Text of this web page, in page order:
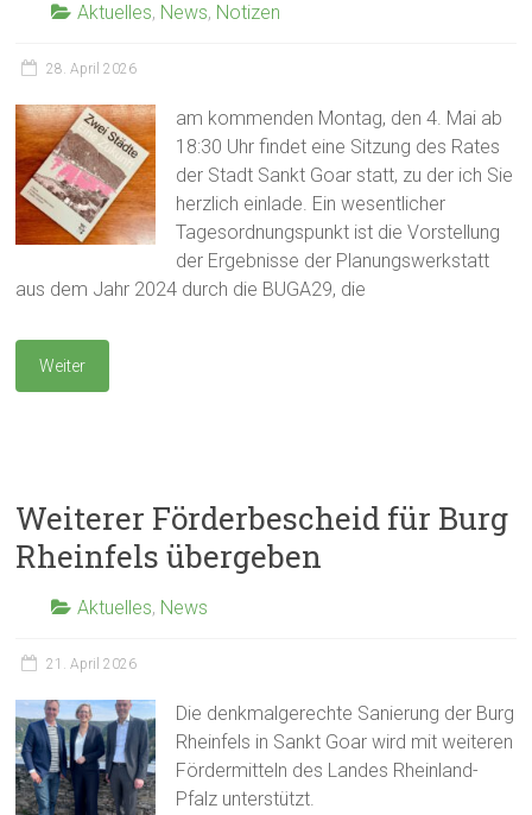
Aktuelles, News, Notizen
28. April 2026
am kommenden Montag, den 4. Mai ab
18:30 Uhr findet eine Sitzung des Rates
der Stadt Sankt Goar statt, zu der ich Sie
herzlich einlade. Ein wesentlicher
Tagesordnungspunkt ist die Vorstellung
der Ergebnisse der Planungswerkstatt
aus dem Jahr 2024 durch die BUGA29, die
Weiter
Weiterer Förderbescheid für Burg
Rheinfels übergeben
Aktuelles, News
21. April 2026
Die denkmalgerechte Sanierung der Burg
Rheinfels in Sankt Goar wird mit weiteren
Fördermitteln des Landes Rheinland-
Pfalz unterstützt.